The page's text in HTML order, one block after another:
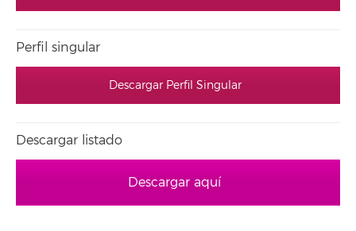
Perfil singular
Descargar Perfil Singular
Descargar listado
Descargar aquí